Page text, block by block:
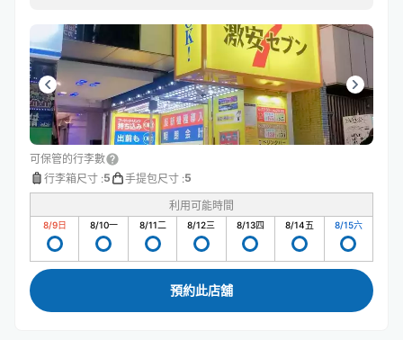
可保管的行李數
行李箱尺寸 :5 手提包尺寸 :5
利用可能時間
8/9日 8/10一 8/11二 8/12三 8/13四 8/14五 8/15六
預約此店舖